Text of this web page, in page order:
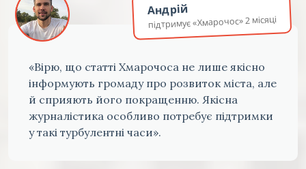
Андрій
підтримує «Хмарочос» 2 місяці
«Вірю, що статті Хмарочоса не лише якісно
інформують громаду про розвиток міста, але
й сприяють його покращенню. Якісна
журналістика особливо потребує підтримки
у такі турбулентні часи».